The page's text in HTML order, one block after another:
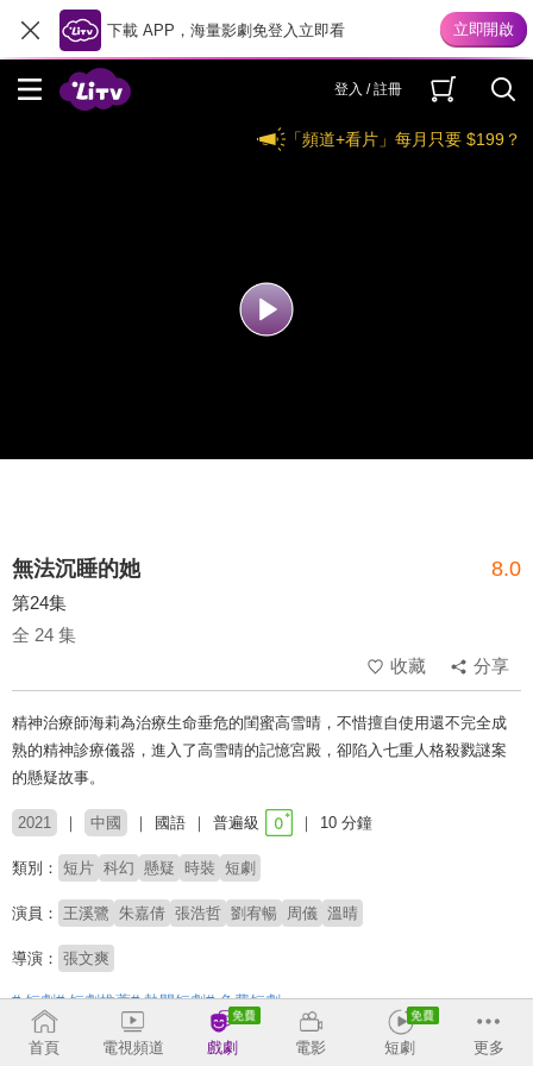
下載 APP，海量影劇免登入立即看
登入 / 註冊
「頻道+看片」每月只要 $199？
無法沉睡的她 8.0
第24集
全 24 集
收藏
分享
精神治療師海莉為治療生命垂危的閨蜜高雪晴，不惜擅自使用還不完全成
熟的精神診療儀器，進入了高雪晴的記憶宮殿，卻陷入七重人格殺戮謎案
的懸疑故事。
2021 中國 國語 普遍級 10 分鐘
類別： 短片 科幻 懸疑 時裝 短劇
演員： 王溪鷺 朱嘉倩 張浩哲 劉宥暢 周儀 溫晴
導演： 張文爽
# 短劇# 短劇推薦# 熱門短劇# 免費短劇
首頁 電視頻道 戲劇 電影 短劇 更多